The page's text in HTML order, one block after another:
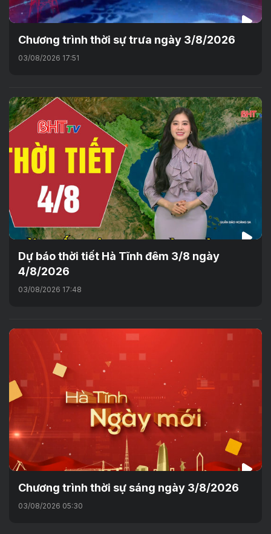
Chương trình thời sự trưa ngày 3/8/2026
03/08/2026 17:51
Dự báo thời tiết Hà Tĩnh đêm 3/8 ngày
4/8/2026
03/08/2026 17:48
Chương trình thời sự sáng ngày 3/8/2026
03/08/2026 05:30